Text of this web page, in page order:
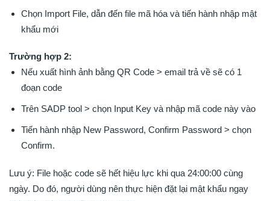
Chọn Import File, dẫn đến file mã hóa và tiến hành nhập mật
khẩu mới
Trường hợp 2:
Nếu xuất hình ảnh bằng QR Code > email trả về sẽ có 1
đoạn code
Trên SADP tool > chọn Input Key và nhập mã code này vào
Tiến hành nhập New Password, Confirm Password > chọn
Confirm.
Lưu ý: File hoặc code sẽ hết hiệu lực khi qua 24:00:00 cùng
ngày. Do đó, người dùng nên thực hiện đặt lại mật khẩu ngay